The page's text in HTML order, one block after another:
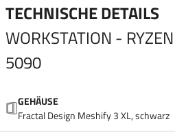
TECHNISCHE DETAILS
WORKSTATION -
5090
GEHÄUSE
Fractal Design Meshify 3 XL, schwarz